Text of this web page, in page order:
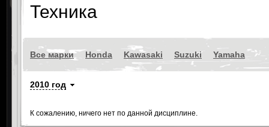
Техника
Все марки Honda Kawasaki Suzuki Yamaha
2010 год
К сожалению, ничего нет по данной дисциплине.